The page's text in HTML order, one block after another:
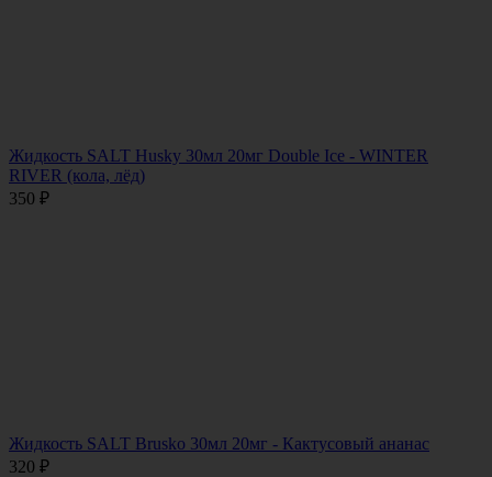
Жидкость SALT Husky 30мл 20мг Double Ice - WINTER
RIVER (кола, лёд)
350 ₽
Жидкость SALT Brusko 30мл 20мг - Кактусовый ананас
320 ₽